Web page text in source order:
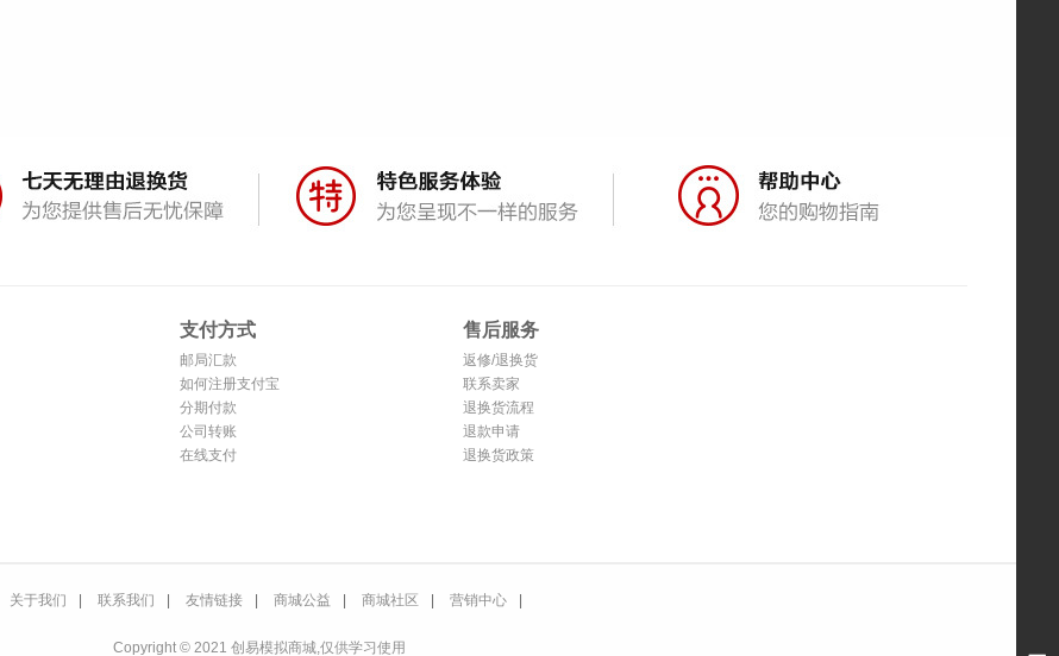
支付方式
邮局汇款
如何注册支付宝
分期付款
公司转账
在线支付
售后服务
返修/退换货
联系卖家
退换货流程
退款申请
退换货政策
关于我们 | 联系我们 | 友情链接 | 商城公益 | 商城社区 | 营销中心 |
Copyright © 2021 创易模拟商城,仅供学习使用